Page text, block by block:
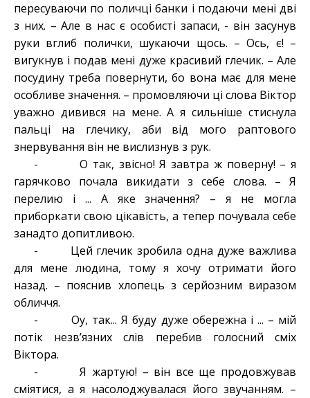
пересуваючи по поличці банки і подаючи мені дві
з них. – Але в нас є особисті запаси, - він засунув
руки вглиб полички, шукаючи щось. – Ось, є! –
вигукнув і подав мені дуже красивий глечик. – Але
посудину треба повернути, бо вона має для мене
особливе значення. – промовляючи ці слова Віктор
уважно дивився на мене. А я сильніше стиснула
пальці на глечику, аби від мого раптового
знервування він не вислизнув з рук.
- О так, звісно! Я завтра ж поверну! – я
гарячково почала викидати з себе слова. – Я
перелию і ... А яке значення? – я не могла
приборкати свою цікавість, а тепер почувала себе
занадто допитливою.
- Цей глечик зробила одна дуже важлива
для мене людина, тому я хочу отримати його
назад. – пояснив хлопець з серйозним виразом
обличчя.
- Оу, так... Я буду дуже обережна і ... – мій
потік незв’язних слів перебив голосний сміх
Віктора.
- Я жартую! – він все ще продовжував
сміятися, а я насолоджувалася його звучанням. –